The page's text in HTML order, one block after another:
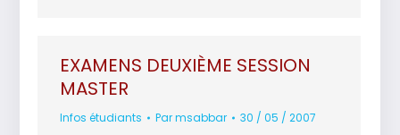
EXAMENS DEUXIÈME SESSION
MASTER
Infos étudiants Parmsabbar 30 / 05 / 2007